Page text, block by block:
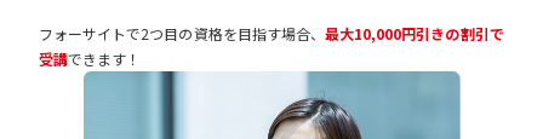
フォーサイトで2つ目の資格を目指す場合、 最大10,000円引きの割引で
受講できます！